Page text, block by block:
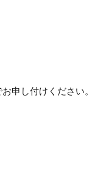
申し付けください。